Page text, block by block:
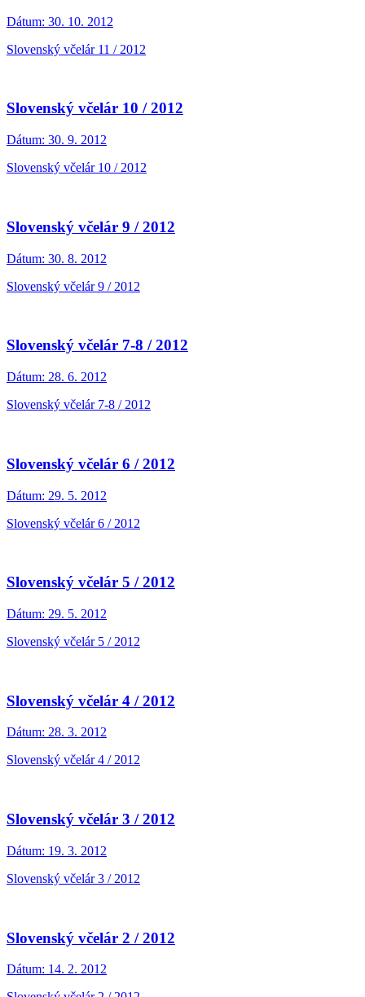
Dátum: 30. 10. 2012
Slovenský včelár 11 / 2012
Slovenský včelár 10 / 2012
Dátum: 30. 9. 2012
Slovenský včelár 10 / 2012
Slovenský včelár 9 / 2012
Dátum: 30. 8. 2012
Slovenský včelár 9 / 2012
Slovenský včelár 7-8 / 2012
Dátum: 28. 6. 2012
Slovenský včelár 7-8 / 2012
Slovenský včelár 6 / 2012
Dátum: 29. 5. 2012
Slovenský včelár 6 / 2012
Slovenský včelár 5 / 2012
Dátum: 29. 5. 2012
Slovenský včelár 5 / 2012
Slovenský včelár 4 / 2012
Dátum: 28. 3. 2012
Slovenský včelár 4 / 2012
Slovenský včelár 3 / 2012
Dátum: 19. 3. 2012
Slovenský včelár 3 / 2012
Slovenský včelár 2 / 2012
Dátum: 14. 2. 2012